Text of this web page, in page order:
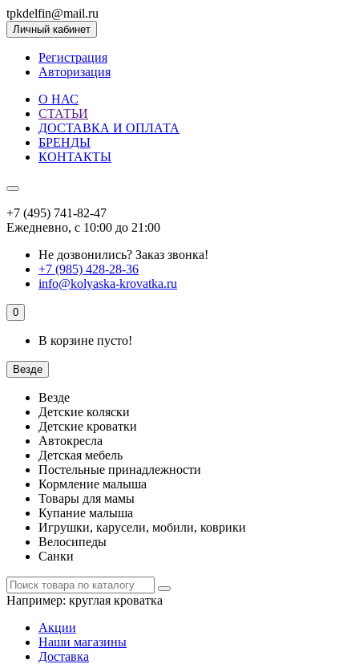
tpkdelfin@mail.ru
Личный кабинет
Регистрация
Авторизация
О НАС
СТАТЬИ
ДОСТАВКА И ОПЛАТА
БРЕНДЫ
КОНТАКТЫ
+7 (495) 741-82-47
Ежедневно, с 10:00 до 21:00
Не дозвонились? Заказ звонка!
+7 (985) 428-28-36
info@kolyaska-krovatka.ru
0
В корзине пусто!
Везде
Везде
Детские коляски
Детские кроватки
Автокресла
Детская мебель
Постельные принадлежности
Кормление малыша
Товары для мамы
Купание малыша
Игрушки, карусели, мобили, коврики
Велосипеды
Санки
Например: круглая кроватка
Акции
Наши магазины
Доставка